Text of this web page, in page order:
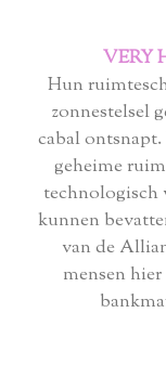
VERY
Hun
zonnestelsel
cabal
geheime
technologisch
kunnen
van de
mensen